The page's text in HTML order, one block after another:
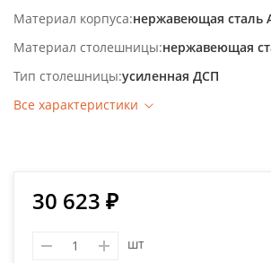
Материал корпуса нержавеющая сталь
Материал столешницы нержавеющая
Тип столешницы усиленная ДСП
Все характеристики
30 623 ₽
шт